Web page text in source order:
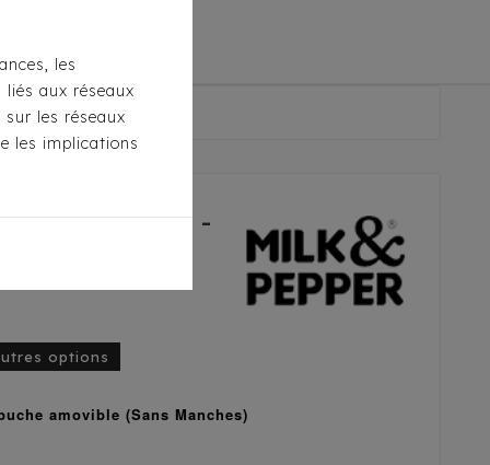
Babord Bleu
& Pepper -
options
amovible (Sans Manches)
les
aux réseaux
les réseaux
les implications